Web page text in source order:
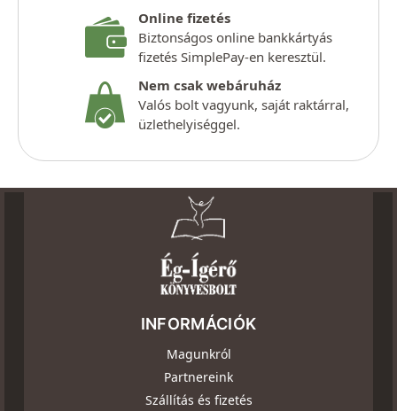
Online fizetés
Biztonságos online bankkártyás
fizetés SimplePay-en keresztül.
Nem csak webáruház
Valós bolt vagyunk, saját raktárral,
üzlethelyiséggel.
INFORMÁCIÓK
Magunkról
Partnereink
Szállítás és fizetés